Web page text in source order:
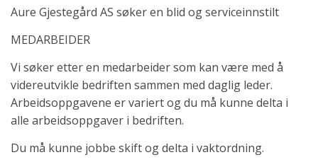
Aure Gjestegård AS søker en blid og serviceinnstilt
MEDARBEIDER
Vi søker etter en medarbeider som kan være med å
videreutvikle bedriften sammen med daglig leder.
Arbeidsoppgavene er variert og du må kunne delta i
alle arbeidsoppgaver i bedriften.
Du må kunne jobbe skift og delta i vaktordning.